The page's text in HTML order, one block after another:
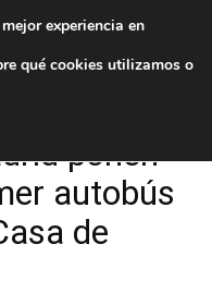
ponen
autobús
de
experiencia en
qué cookies utilizamos o